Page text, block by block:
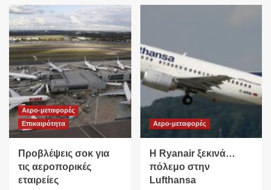
Αερο-μεταφορές
Επικαιρότητα
Προβλέψεις σοκ για
τις αεροπορικές
εταιρείες
Αερο-μεταφορές
Η Ryanair ξεκινά…
πόλεμο στην
Lufthansa